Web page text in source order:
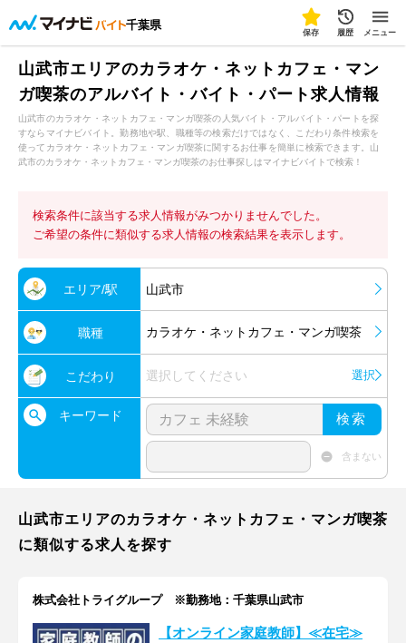
千葉県
保存 履歴 メニュー
山武市エリアのカラオケ・ネットカフェ・マン
ガ喫茶のアルバイト・バイト・パート求人情報
山武市のカラオケ・ネットカフェ・マンガ喫茶の人気バイト・アルバイト・パートを探
すならマイナビバイト。勤務地や駅、職種等の検索だけではなく、こだわり条件検索を
使ってカラオケ・ネットカフェ・マンガ喫茶に関するお仕事を簡単に検索できます。山
武市のカラオケ・ネットカフェ・マンガ喫茶のお仕事探しはマイナビバイトで検索！
検索条件に該当する求人情報がみつかりませんでした。
ご希望の条件に類似する求人情報の検索結果を表示します。
エリア/駅 山武市
職種 カラオケ・ネットカフェ・マンガ喫茶
こだわり 選択してください 選択
キーワード 検索
含まない
山武市エリアのカラオケ・ネットカフェ・マンガ喫茶
に類似する求人を探す
株式会社トライグループ ※勤務地：千葉県山武市
【オンライン家庭教師】≪在宅≫